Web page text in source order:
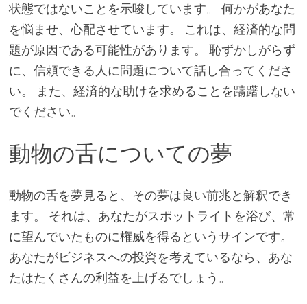
状態ではないことを示唆しています。 何かがあなた
を悩ませ、心配させています。 これは、経済的な問
題が原因である可能性があります。 恥ずかしがらず
に、信頼できる人に問題について話し合ってくださ
い。 また、経済的な助けを求めることを躊躇しない
でください。
動物の舌についての夢
動物の舌を夢見ると、その夢は良い前兆と解釈でき
ます。 それは、あなたがスポットライトを浴び、常
に望んでいたものに権威を得るというサインです。
あなたがビジネスへの投資を考えているなら、あな
たはたくさんの利益を上げるでしょう。